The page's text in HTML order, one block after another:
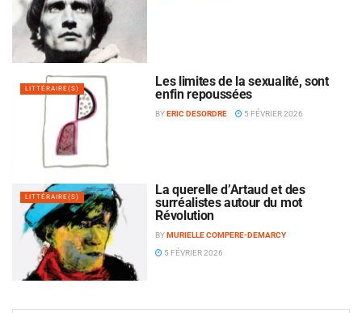
LITTÉRAIRE(S)
Les limites de la sexualité, sont
enfin repoussées
BYERIC DESORDRE 5 FÉVRIER 2026
LITTÉRAIRE(S)
La querelle d’Artaud et des
surréalistes autour du mot
Révolution
BYMURIELLE COMPERE-DEMARCY
5 FÉVRIER 2026